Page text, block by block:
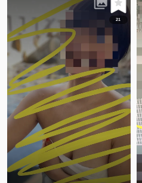
21